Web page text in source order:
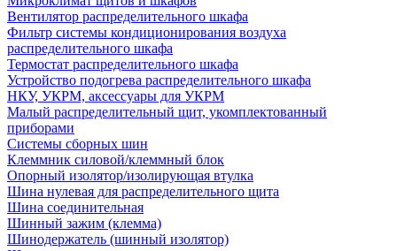
Вентилятор распределительного шкафа
Фильтр системы кондиционирования воздуха
распределительного шкафа
Термостат распределительного шкафа
Устройство подогрева распределительного шкафа
НКУ, УКРМ, аксессуары для УКРМ
Малый распределительный щит, укомплектованный
приборами
Системы сборных шин
Клеммник силовой/клеммный блок
Опорный изолятор/изолирующая втулка
Шина нулевая для распределительного щита
Шина соединительная
Шинный зажим (клемма)
Шинодержатель (шинный изолятор)